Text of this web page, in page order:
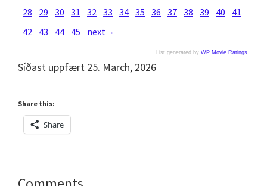
28
29 30 31 32 33 34 35 36 37 38 39 40
41
42 43 44 45 next →
List generated by WP Movie Ratings.
Síðast uppfært 25. March, 2026
Share this:
Share